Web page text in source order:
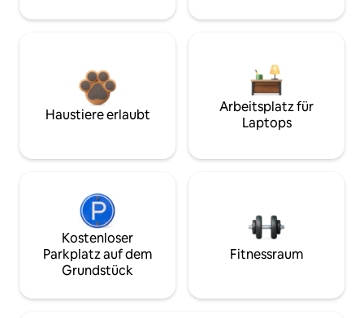
Haustiere erlaubt
Arbeitsplatz für
Laptops
Kostenloser
Parkplatz auf dem
Grundstück
Fitnessraum